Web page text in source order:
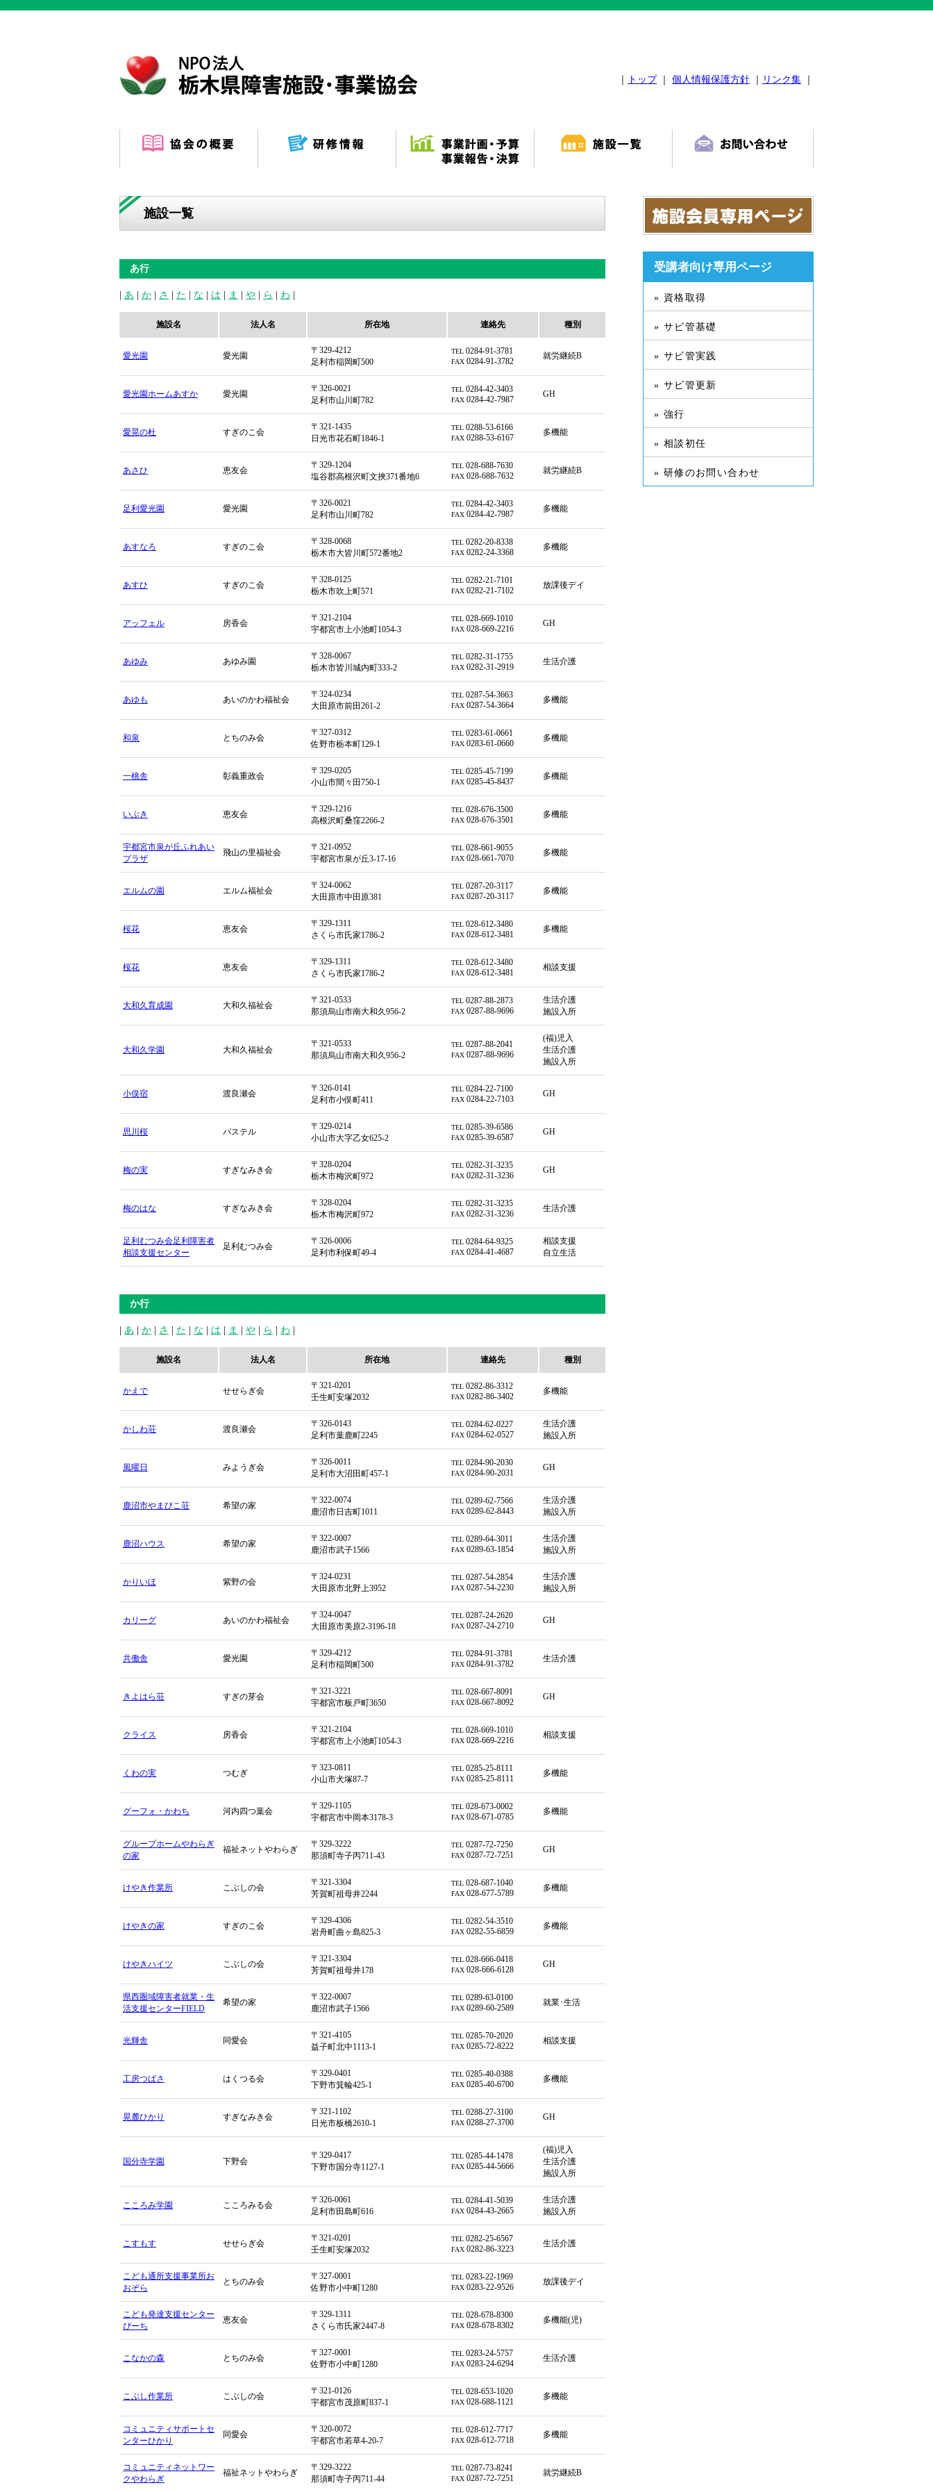
トップ｜ 個人情報保護方針 リンク集
施設一覧
あ行
あ か さ た な は ま や ら わ
施設名 法人名 所在地 連絡先 種別
愛光園 愛光園
〒329-4212
足利市稲岡町500
TEL 0284-91-3781
FAX 0284-91-3782
就労継続B
愛光園ホームあすか 愛光園
〒326-0021
足利市山川町782
TEL 0284-42-3403
FAX 0284-42-7987
GH
愛晃の杜 すぎのこ会
〒321-1435
日光市花石町1846-1
TEL 0288-53-6166
FAX 0288-53-6167
多機能
あさひ 恵友会
〒329-1204
塩谷郡高根沢町文挾371番地6
TEL 028-688-7630
FAX 028-688-7632
就労継続B
足利愛光園 愛光園
〒326-0021
足利市山川町782
TEL 0284-42-3403
FAX 0284-42-7987
多機能
あすなろ すぎのこ会
〒328-0068
栃木市大皆川町572番地2
TEL 0282-20-8338
FAX 0282-24-3368
多機能
あすひ すぎのこ会
〒328-0125
栃木市吹上町571
TEL 0282-21-7101
FAX 0282-21-7102
放課後デイ
アッフェル 房香会
〒321-2104
宇都宮市上小池町1054-3
TEL 028-669-1010
FAX 028-669-2216
GH
あゆみ あゆみ園
〒328-0067
栃木市皆川城内町333-2
TEL 0282-31-1755
FAX 0282-31-2919
生活介護
あゆも あいのかわ福祉会
〒324-0234
大田原市前田261-2
TEL 0287-54-3663
FAX 0287-54-3664
多機能
和泉 とちのみ会
〒327-0312
佐野市栃本町129-1
TEL 0283-61-0661
FAX 0283-61-0660
多機能
一桃舎 彰義重政会
〒329-0205
小山市間々田750-1
TEL 0285-45-7199
FAX 0285-45-8437
多機能
いぶき 恵友会
〒329-1216
高根沢町桑窪2266-2
TEL 028-676-3500
FAX 028-676-3501
多機能
宇都宮市泉が丘ふれあい
プラザ
飛山の里福祉会
〒321-0952
宇都宮市泉が丘3-17-16
TEL 028-661-9055
FAX 028-661-7070
多機能
エルムの園 エルム福祉会
〒324-0062
大田原市中田原381
TEL 0287-20-3117
FAX 0287-20-3117
多機能
桜花 恵友会
〒329-1311
さくら市氏家1786-2
TEL 028-612-3480
FAX 028-612-3481
多機能
桜花 恵友会
〒329-1311
さくら市氏家1786-2
TEL 028-612-3480
FAX 028-612-3481
相談支援
大和久育成園 大和久福祉会
〒321-0533
那須烏山市南大和久956-2
TEL 0287-88-2873
FAX 0287-88-9696
生活介護
施設入所
大和久学園 大和久福祉会
〒321-0533
那須烏山市南大和久956-2
TEL 0287-88-2041
FAX 0287-88-9696
(福)児入
生活介護
施設入所
小俣宿 渡良瀬会
〒326-0141
足利市小俣町411
TEL 0284-22-7100
FAX 0284-22-7103
GH
思川桜 パステル
〒329-0214
小山市大字乙女625-2
TEL 0285-39-6586
FAX 0285-39-6587
GH
梅の実 すぎなみき会
〒328-0204
栃木市梅沢町972
TEL 0282-31-3235
FAX 0282-31-3236
GH
梅のはな すぎなみき会
〒328-0204
栃木市梅沢町972
TEL 0282-31-3235
FAX 0282-31-3236
生活介護
足利むつみ会足利障害者
相談支援センター
足利むつみ会
〒326-0006
足利市利保町49-4
TEL 0284-64-9325
FAX 0284-41-4687
相談支援
自立生活
か行
あ か さ た な は ま や ら わ
施設名 法人名 所在地 連絡先 種別
かえで せせらぎ会
〒321-0201
壬生町安塚2032
TEL 0282-86-3312
FAX 0282-86-3402
多機能
かしわ荘 渡良瀬会
〒326-0143
足利市葉鹿町2245
TEL 0284-62-0227
FAX 0284-62-0527
生活介護
施設入所
風曜日 みようぎ会
〒326-0011
足利市大沼田町457-1
TEL 0284-90-2030
FAX 0284-90-2031
GH
鹿沼市やまびこ荘 希望の家
〒322-0074
鹿沼市日吉町1011
TEL 0289-62-7566
FAX 0289-62-8443
生活介護
施設入所
鹿沼ハウス 希望の家
〒322-0007
鹿沼市武子1566
TEL 0289-64-3011
FAX 0289-63-1854
生活介護
施設入所
かりいほ 紫野の会
〒324-0231
大田原市北野上3952
TEL 0287-54-2854
FAX 0287-54-2230
生活介護
施設入所
カリーグ あいのかわ福祉会
〒324-0047
大田原市美原2-3196-18
TEL 0287-24-2620
FAX 0287-24-2710
GH
共働舎 愛光園
〒329-4212
足利市稲岡町500
TEL 0284-91-3781
FAX 0284-91-3782
生活介護
きよはら荘 すぎの芽会
〒321-3221
宇都宮市板戸町3650
TEL 028-667-8091
FAX 028-667-8092
GH
クライス 房香会
〒321-2104
宇都宮市上小池町1054-3
TEL 028-669-1010
FAX 028-669-2216
相談支援
くわの実 つむぎ
〒323-0811
小山市犬塚87-7
TEL 0285-25-8111
FAX 0285-25-8111
多機能
グーフォ・かわち 河内四つ葉会
〒329-1105
宇都宮市中岡本3178-3
TEL 028-673-0002
FAX 028-671-0785
多機能
グループホームやわらぎ
の家
福祉ネットやわらぎ
〒329-3222
那須町寺子丙711-43
TEL 0287-72-7250
FAX 0287-72-7251
GH
けやき作業所 こぶしの会
〒321-3304
芳賀町祖母井2244
TEL 028-687-1040
FAX 028-677-5789
多機能
けやきの家 すぎのこ会
〒329-4306
岩舟町曲ヶ島825-3
TEL 0282-54-3510
FAX 0282-55-6859
多機能
けやきハイツ こぶしの会
〒321-3304
芳賀町祖母井178
TEL 028-666-0418
FAX 028-666-6128
GH
県西圏域障害者就業・生
活支援センターFIELD
希望の家
〒322-0007
鹿沼市武子1566
TEL 0289-63-0100
FAX 0289-60-2589
就業･生活
光輝舎 同愛会
〒321-4105
益子町北中1113-1
TEL 0285-70-2020
FAX 0285-72-8222
相談支援
工房つばさ はくつる会
〒329-0401
下野市箕輪425-1
TEL 0285-40-0388
FAX 0285-40-6700
多機能
晃麓ひかり すぎなみき会
〒321-1102
日光市板橋2610-1
TEL 0288-27-3100
FAX 0288-27-3700
GH
国分寺学園 下野会
〒329-0417
下野市国分寺1127-1
TEL 0285-44-1478
FAX 0285-44-5666
(福)児入
生活介護
施設入所
こころみ学園 こころみる会
〒326-0061
足利市田島町616
TEL 0284-41-5039
FAX 0284-43-2665
生活介護
施設入所
こすもす せせらぎ会
〒321-0201
壬生町安塚2032
TEL 0282-25-6567
FAX 0282-86-3223
生活介護
こども通所支援事業所お
おぞら
とちのみ会
〒327-0001
佐野市小中町1280
TEL 0283-22-1969
FAX 0283-22-9526
放課後デイ
こども発達支援センター
ぴーち
恵友会
〒329-1311
さくら市氏家2447-8
TEL 028-678-8300
FAX 028-678-8302
多機能(児)
こなかの森 とちのみ会
〒327-0001
佐野市小中町1280
TEL 0283-24-5757
FAX 0283-24-6294
生活介護
こぶし作業所 こぶしの会
〒321-0126
宇都宮市茂原町837-1
TEL 028-653-1020
FAX 028-688-1121
多機能
コミュニティサポートセ
ンターひかり
同愛会
〒320-0072
宇都宮市若草4-20-7
TEL 028-612-7717
FAX 028-612-7718
多機能
コミュニティネットワー
クやわらぎ
福祉ネットやわらぎ
〒329-3222
那須町寺子丙711-44
TEL 0287-73-8241
FAX 0287-72-7251
就労継続B
受講者向け専用ページ
» 資格取得
» サビ管基礎
» サビ管実践
» サビ管更新
» 強行
» 相談初任
» 研修のお問い合わせ